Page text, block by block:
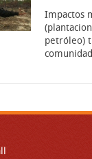
Impactos
petróleo)